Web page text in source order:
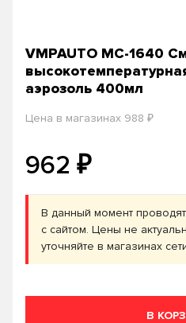
VMPAUTO МС-1640
аэрозоль 400мл
Цена в магазинах 988 ₽
962 ₽
В данный момент
с сайтом. Цены не
уточняйте в магазинах
В